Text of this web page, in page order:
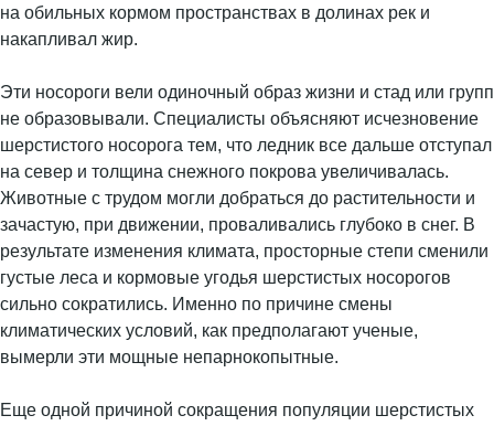
на обильных кормом пространствах в долинах рек и
накапливал жир.
Эти носороги вели одиночный образ жизни и стад или групп
не образовывали. Специалисты объясняют исчезновение
шерстистого носорога тем, что ледник все дальше отступал
на север и толщина снежного покрова увеличивалась.
Животные с трудом могли добраться до растительности и
зачастую, при движении, проваливались глубоко в снег. В
результате изменения климата, просторные степи сменили
густые леса и кормовые угодья шерстистых носорогов
сильно сократились. Именно по причине смены
климатических условий, как предполагают ученые,
вымерли эти мощные непарнокопытные.
Еще одной причиной сокращения популяции шерстистых